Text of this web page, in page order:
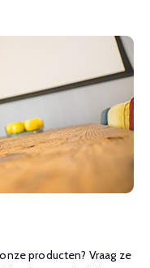
producten? Vraag ze